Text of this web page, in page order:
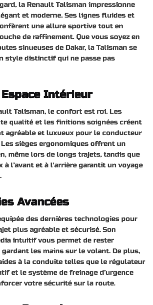
la Renault Talisman impressionne
et moderne. Ses lignes fluides et
une allure sportive tout en
de raffinement. Que vous soyez en
sinueuses de Dakar, la Talisman se
style distinctif qui ne passe pas
Intérieur
Talisman, le confort est roi. Les
qualité et les finitions soignées créent
agréable et luxueux pour le conducteur
sièges ergonomiques offrent un
même lors de longs trajets, tandis que
à l’avant et à l’arrière garantit un voyage
Avancées
des dernières technologies pour
plus agréable et sécurisé. Son
intuitif vous permet de rester
les mains sur le volant. De plus,
à la conduite telles que le régulateur
et le système de freinage d’urgence
votre sécurité sur la route.